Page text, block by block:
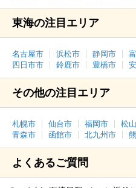
東海の注目エリア
名古屋市 浜松市 静岡市
四日市市
鈴鹿市 豊橋市
その他の注目エリア
札幌市 仙台市 福岡市 松
青森市
函館市 北九州市
よくあるご質問